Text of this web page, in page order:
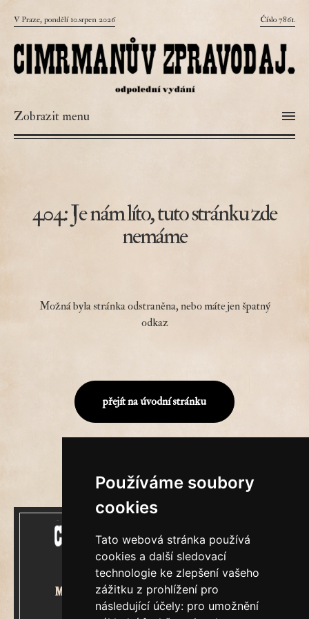
Používáme soubory
cookies
Tato webová stránka používá
cookies a další sledovací
technologie ke zlepšení vašeho
zážitku z prohlížení pro
následující účely: pro umožnění
V Praze, pondělí 10.srpen 2026 Číslo 7861.
Zobrazit menu
404: Je nám líto, tuto stránku zde
nemáme
Možná byla stránka odstraněna, nebo máte jen špatný
odkaz
přejít na úvodní stránku
Mecenášem Cimrmanova Zpravodaje
je společnost